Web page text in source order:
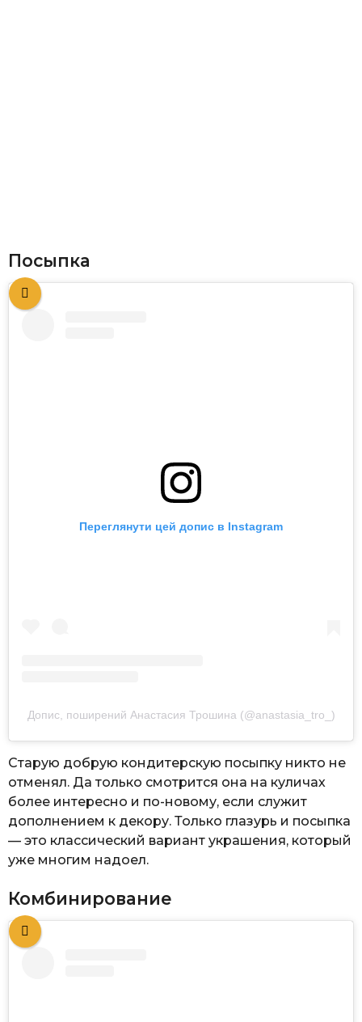
Посыпка
Переглянути цей допис в Instagram
Допис, поширений Анастасия Трошина (@anastasia_tro_)
Старую добрую кондитерскую посыпку никто не
отменял. Да только смотрится она на куличах
более интересно и по-новому, если служит
дополнением к декору. Только глазурь и посыпка
— это классический вариант украшения, который
уже многим надоел.
Комбинирование